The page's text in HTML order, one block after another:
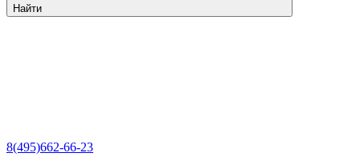
Найти
8(495)662-66-23